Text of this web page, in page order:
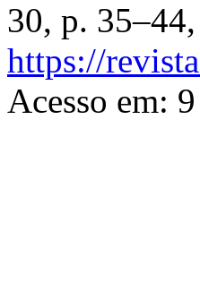
30, p.
https://
Acesso em: